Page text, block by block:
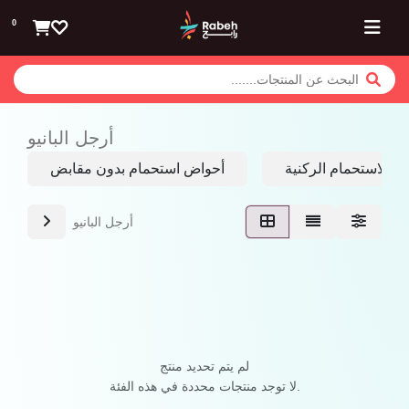
0
أرجل البانيو
أحواض استحمام بدون مقابض الاستحمام الركنية
أرجل البانيو
لم يتم تحديد منتج